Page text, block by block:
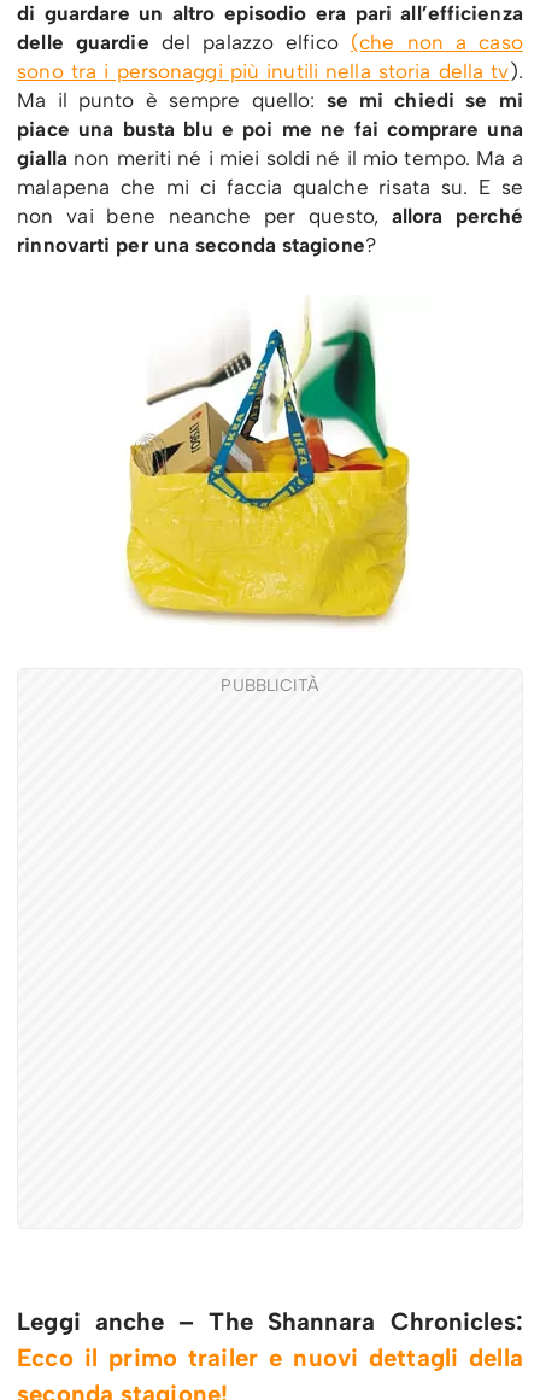
di guardare un altro episodio era pari all’efficienza
delle guardie del palazzo elfico (che non a caso
sono tra i personaggi più inutili nella storia della tv).
Ma il punto è sempre quello: se mi chiedi se mi
piace una busta blu e poi me ne fai comprare una
gialla non meriti né i miei soldi né il mio tempo. Ma a
malapena che mi ci faccia qualche risata su. E se
non vai bene neanche per questo, allora perché
rinnovarti per una seconda stagione?
PUBBLICITÀ
Leggi anche – The Shannara Chronicles:
Ecco il primo trailer e nuovi dettagli della